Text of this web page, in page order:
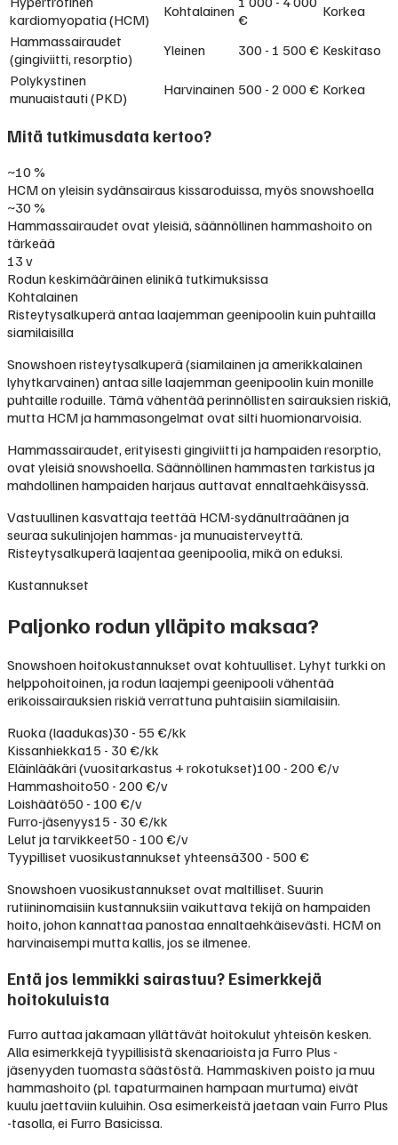
kardiomyopatia (HCM)
Kohtalainen €
Korkea
Hammassairaudet
(gingiviitti, resorptio)
Yleinen 300 - 1 500 € Keskitaso
Polykystinen
munuaistauti (PKD)
Harvinainen 500 - 2 000 € Korkea
Mitä tutkimusdata kertoo?
~10 %
HCM on yleisin sydänsairaus kissaroduissa, myös snowshoella
~30 %
Hammassairaudet ovat yleisiä, säännöllinen hammashoito on
tärkeää
13 v
Rodun keskimääräinen elinikä tutkimuksissa
Kohtalainen
Risteytysalkuperä antaa laajemman geenipoolin kuin puhtailla
siamilaisilla
Snowshoen risteytysalkuperä (siamilainen ja amerikkalainen
lyhytkarvainen) antaa sille laajemman geenipoolin kuin monille
puhtaille roduille. Tämä vähentää perinnöllisten sairauksien riskiä,
mutta HCM ja hammasongelmat ovat silti huomionarvoisia.
Hammassairaudet, erityisesti gingiviitti ja hampaiden resorptio,
ovat yleisiä snowshoella. Säännöllinen hammasten tarkistus ja
mahdollinen hampaiden harjaus auttavat ennaltaehkäisyssä.
Vastuullinen kasvattaja teettää HCM-sydänultraäänen ja
seuraa sukulinjojen hammas- ja munuaisterveyttä.
Risteytysalkuperä laajentaa geenipoolia, mikä on eduksi.
Kustannukset
Paljonko rodun ylläpito maksaa?
Snowshoen hoitokustannukset ovat kohtuulliset. Lyhyt turkki on
helppohoitoinen, ja rodun laajempi geenipooli vähentää
erikoissairauksien riskiä verrattuna puhtaisiin siamilaisiin.
Ruoka (laadukas)30 - 55 €/kk
Kissanhiekka15 - 30 €/kk
Eläinlääkäri (vuositarkastus + rokotukset)100 - 200 €/v
Hammashoito50 - 200 €/v
Loishäätö50 - 100 €/v
Furro-jäsenyys15 - 30 €/kk
Lelut ja tarvikkeet50 - 100 €/v
Tyypilliset vuosikustannukset yhteensä300 - 500 €
Snowshoen vuosikustannukset ovat maltilliset. Suurin
rutiininomaisiin kustannuksiin vaikuttava tekijä on hampaiden
hoito, johon kannattaa panostaa ennaltaehkäisevästi. HCM on
harvinaisempi mutta kallis, jos se ilmenee.
Entä jos lemmikki sairastuu? Esimerkkejä
hoitokuluista
Furro auttaa jakamaan yllättävät hoitokulut yhteisön kesken.
Alla esimerkkejä tyypillisistä skenaarioista ja Furro Plus -
jäsenyyden tuomasta säästöstä. Hammaskiven poisto ja muu
hammashoito (pl. tapaturmainen hampaan murtuma) eivät
kuulu jaettaviin kuluihin. Osa esimerkeistä jaetaan vain Furro Plus
-tasolla, ei Furro Basicissa.